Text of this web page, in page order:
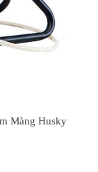
Màng Husky